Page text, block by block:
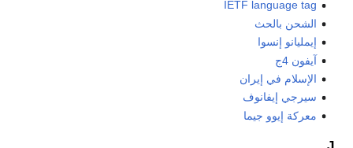
IETF language tag
الشحن بالحث
إيمليانو إنسوا
آيفون 4ج
الإسلام في إيران
سيرجي إيفانوف
معركة إيوو جيما